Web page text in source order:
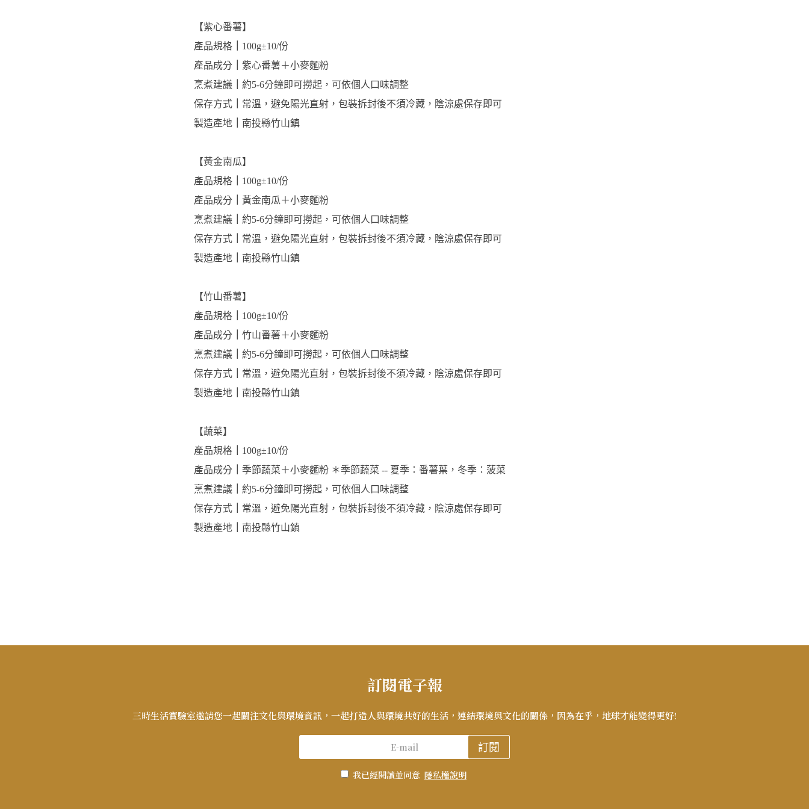
【紫心番薯】
產品規格
100g±10/份
產品成分
紫心番薯＋小麥麵粉
烹煮建議
約5-6分鐘即可撈起，可依個人口味調整
保存方式
常溫，避免陽光直射，包裝拆封後不須冷藏，陰涼處保存即可
製造產地
南投縣竹山鎮
【黃金南瓜】
產品規格
100g±10/份
產品成分
黃金南瓜＋小麥麵粉
烹煮建議
約5-6分鐘即可撈起，可依個人口味調整
保存方式
常溫，避免陽光直射，包裝拆封後不須冷藏，陰涼處保存即可
製造產地
南投縣竹山鎮
【竹山番薯】
產品規格
100g±10/份
產品成分
竹山番薯＋小麥麵粉
烹煮建議
約5-6分鐘即可撈起，可依個人口味調整
保存方式
常溫，避免陽光直射，包裝拆封後不須冷藏，陰涼處保存即可
製造產地
南投縣竹山鎮
【蔬菜】
產品規格
100g±10/份
產品成分
季節蔬菜＋小麥麵粉 ＊季節蔬菜 -- 夏季：番薯葉，冬季：菠菜
烹煮建議
約5-6分鐘即可撈起，可依個人口味調整
保存方式
常溫，避免陽光直射，包裝拆封後不須冷藏，陰涼處保存即可
製造產地
南投縣竹山鎮
訂閱電子報
三時生活實驗室邀請您一起關注文化與環境資訊，一起打造人與環境共好的生活，連結環境與文化的關係，因為在乎，地球才能變得更好!
訂閱
我已經閱讀並同意 隱私權說明